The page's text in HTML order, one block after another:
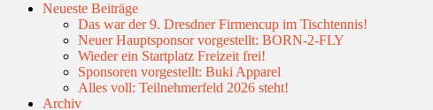
Neueste Beiträge
Das war der 9. Dresdner Firmencup im Tischtennis!
Neuer Hauptsponsor vorgestellt: BORN-2-FLY
Wieder ein Startplatz Freizeit frei!
Sponsoren vorgestellt: Buki Apparel
Alles voll: Teilnehmerfeld 2026 steht!
Archiv